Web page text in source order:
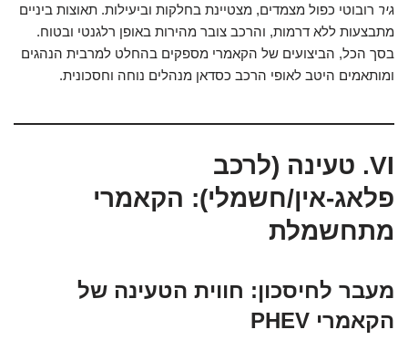
גיר רובוטי כפול מצמדים, מצטיינת בחלקות וביעילות. תאוצות ביניים
מתבצעות ללא דרמות, והרכב צובר מהירות באופן רלגנטי ובטוח.
בסך הכל, הביצועים של הקאמרי מספקים בהחלט למרבית הנהגים
ומותאמים היטב לאופי הרכב כסדאן מנהלים נוחה וחסכונית.
VI. טעינה (לרכב
פלאג-אין/חשמלי): הקאמרי
מתחשמלת
מעבר לחיסכון: חווית הטעינה של
הקאמרי PHEV